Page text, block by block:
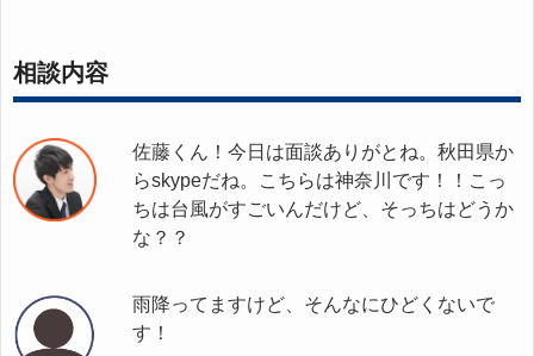
相談内容
佐藤くん！今日は面談ありがとね。秋田県か
らskypeだね。こちらは神奈川です！！こっ
ちは台風がすごいんだけど、そっちはどうか
な？？
雨降ってますけど、そんなにひどくないで
す！